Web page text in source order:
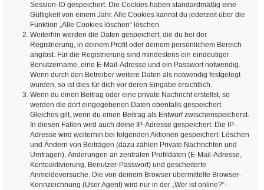
Session-ID gespeichert. Die Cookies haben standardmäßig eine
Gültigkeit von einem Jahr. Alle Cookies kannst du jederzeit über die
Funktion „Alle Cookies löschen“ löschen.
Weiterhin werden die Daten gespeichert, die du bei der
Registrierung, in deinem Profil oder deinem persönlichem Bereich
angibst. Für die Registrierung sind mindestens ein eindeutiger
Benutzername, eine E-Mail-Adresse und ein Passwort notwendig.
Wenn durch den Betreiber weitere Daten als notwendig festgelegt
wurden, so ist dies für dich vor deren Eingabe ersichtlich.
Wenn du einen Beitrag oder eine private Nachricht erstellst, so
werden die dort eingegebenen Daten ebenfalls gespeichert.
Gleiches gilt, wenn du einen Beitrag als Entwurf zwischenspeicherst.
In diesen Fällen wird auch deine IP-Adresse gespeichert. Die IP-
Adresse wird weiterhin bei folgenden Aktionen gespeichert: Löschen
und Ändern von Beiträgen (dazu zählen Private Nachrichten und
Umfragen), Änderungen an zentralen Profildaten (E-Mail-Adresse,
Kontoaktivierung, Benutzer-Passwort) und gescheiterte
Anmeldeversuche. Die von deinem Browser übermittelte Browser-
Kennzeichnung (User Agent) wird nur in der „Wer ist online?“-